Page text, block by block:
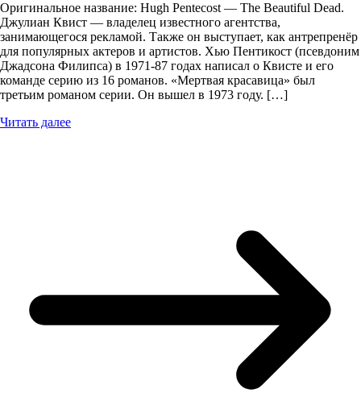
Оригинальное название: Hugh Pentecost — The Beautiful Dead.
Джулиан Квист — владелец известного агентства,
занимающегося рекламой. Также он выступает, как антрепренёр
для популярных актеров и артистов. Хью Пентикост (псевдоним
Джадсона Филипса) в 1971-87 годах написал о Квисте и его
команде серию из 16 романов. «Мертвая красавица» был
третьим романом серии. Он вышел в 1973 году. […]
Читать далее